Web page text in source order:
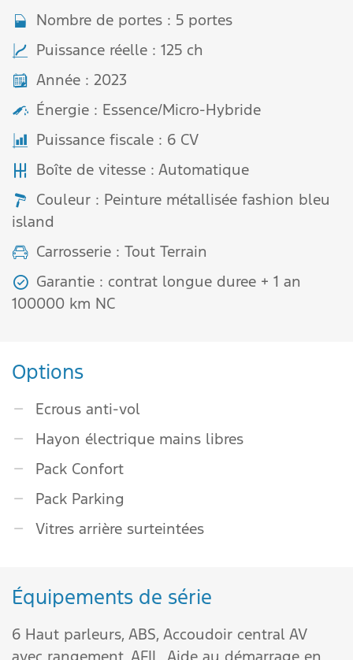
Nombre de portes : 5 portes
Puissance réelle : 125 ch
Année : 2023
Énergie : Essence/Micro-Hybride
Puissance fiscale : 6 CV
Boîte de vitesse : Automatique
Couleur : Peinture métallisée fashion bleu
island
Carrosserie : Tout Terrain
Garantie : contrat longue duree + 1 an
100000 km NC
Options
Ecrous anti-vol
Hayon électrique mains libres
Pack Confort
Pack Parking
Vitres arrière surteintées
Équipements de série
6 Haut parleurs, ABS, Accoudoir central AV
avec rangement, AFIL, Aide au démarrage en